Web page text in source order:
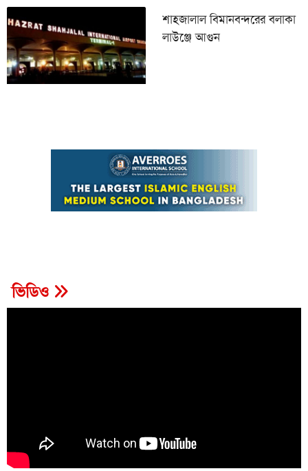
শাহজালাল বিমানবন্দরের বলাকা
লাউঞ্জে আগুন
ভিডিও